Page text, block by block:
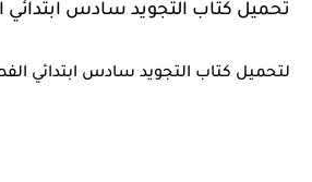
تحميل كتاب التجويد سادس ابتدائي
لتحميل كتاب التجويد سادس ابتدائي الفصل